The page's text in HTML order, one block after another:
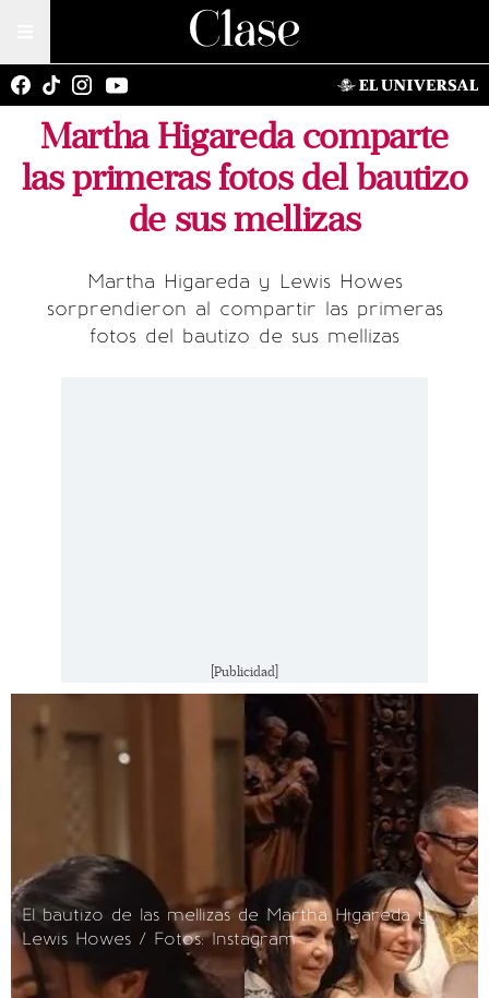
Martha Higareda comparte
las primeras fotos del bautizo
de sus mellizas
Martha Higareda y Lewis Howes
sorprendieron al compartir las primeras
fotos del bautizo de sus mellizas
[Publicidad]
El bautizo de las mellizas de Martha Higareda y
Lewis Howes / Fotos: Instagram